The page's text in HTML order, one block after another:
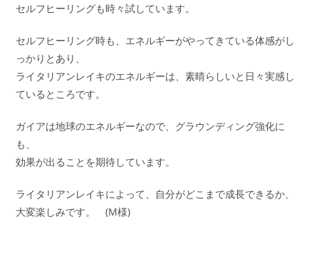
セルフヒーリングも時々試しています。
セルフヒーリング時も、エネルギーがやってきている体感がし
っかりとあり、
ライタリアンレイキのエネルギーは、素晴らしいと日々実感し
ているところです。
ガイアは地球のエネルギーなので、グラウンディング強化に
も、
効果が出ることを期待しています。
ライタリアンレイキによって、自分がどこまで成長できるか、
大変楽しみです。 (M様)